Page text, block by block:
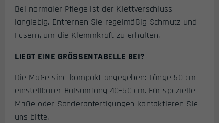
Bei normaler Pflege ist der Klettverschluss
langlebig. Entfernen Sie regelmäßig Schmutz und
Fasern, um die Klemmkraft zu erhalten.
LIEGT EINE GRÖSSENTABELLE BEI?
Die Maße sind kompakt angegeben: Länge 50 cm,
einstellbarer Halsumfang 40–50 cm. Für spezielle
Maße oder Sonderanfertigungen kontaktieren Sie
uns bitte.